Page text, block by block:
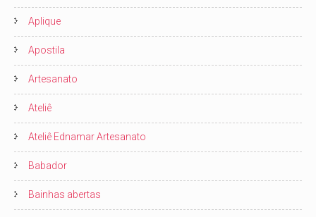
Aplique
Apostila
Artesanato
Ateliê
Ateliê Ednamar Artesanato
Babador
Bainhas abertas